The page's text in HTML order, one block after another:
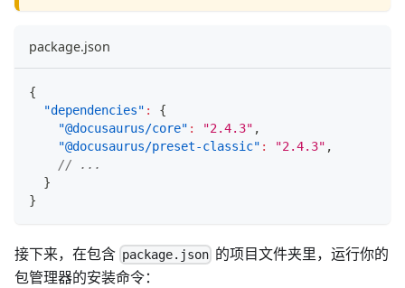
package.json
{
"dependencies" :
{
"@docusaurus/core" : "2.4.3" ,
"@docusaurus/preset-classic" : "2.4.3" ,
// ...
}
}
接下来，在包含 package.json 的项目文件夹里，运行你的
包管理器的安装命令：